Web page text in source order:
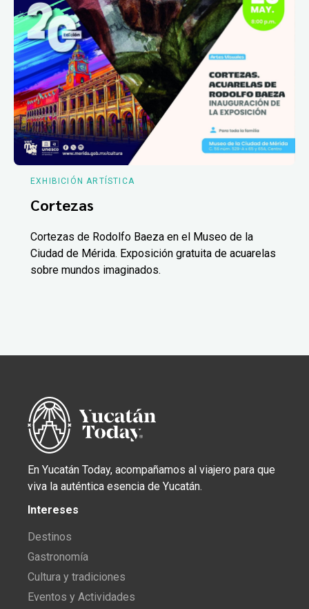
EXHIBICIÓN ARTÍSTICA
Cortezas
Cortezas de Rodolfo Baeza en el Museo de la
Ciudad de Mérida. Exposición gratuita de acuarelas
sobre mundos imaginados.
En Yucatán Today, acompañamos al viajero para que
viva la auténtica esencia de Yucatán.
Intereses
Destinos
Gastronomía
Cultura y tradiciones
Eventos y Actividades